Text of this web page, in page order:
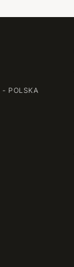
- POLSKA